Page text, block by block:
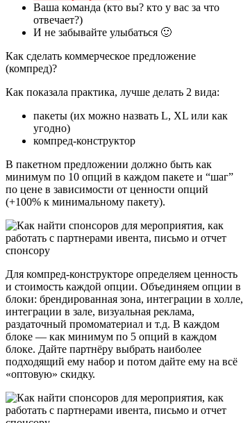
Ваша команда (кто вы? кто у вас за что
отвечает?)
И не забывайте улыбаться 🙂
Как сделать коммерческое предложение
(компред)?
Как показала практика, лучше делать 2 вида:
пакеты (их можно назвать L, XL или как
угодно)
компред-конструктор
В пакетном предложении должно быть как
минимум по 10 опций в каждом пакете и “шаг”
по цене в зависимости от ценности опций
(+100% к минимальному пакету).
Для компред-конструкторе определяем ценность
и стоимость каждой опции. Объединяем опции в
блоки: брендированная зона, интеграции в холле,
интеграции в зале, визуальная реклама,
раздаточный промоматериал и т.д. В каждом
блоке — как минимум по 5 опций в каждом
блоке. Дайте партнёру выбрать наиболее
подходящий ему набор и потом дайте ему на всё
«оптовую» скидку.